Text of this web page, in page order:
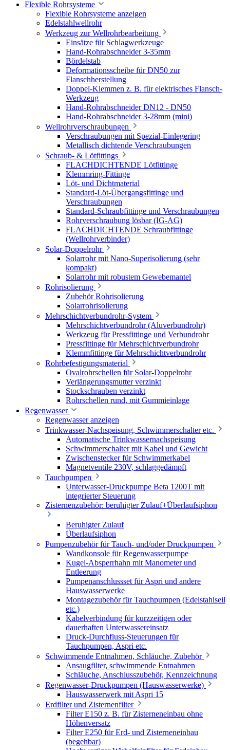
Flexible Rohrsysteme
Flexible Rohrsysteme anzeigen
Edelstahlwellrohr
Werkzeug zur Wellrohrbearbeitung
Einsätze für Schlagwerkzeuge
Hand-Rohrabschneider 3-35mm
Bördelstab
Deformationsscheibe für DN50 zur
Flanschherstellung
Doppel-Klemmen z. B. für elektrisches Flansch-
Werkzeug
Hand-Rohrabschneider DN12 - DN50
Hand-Rohrabschneider 3-28mm (mini)
Wellrohrverschraubungen
Verschraubungen mit Spezial-Einlegering
Metallisch dichtende Verschraubungen
Schraub- & Lötfittings
FLACHDICHTENDE Lötfittinge
Klemmring-Fittinge
Löt- und Dichtmaterial
Standard-Löt-Übergangsfittinge und
Verschraubungen
Standard-Schraubfittinge und Verschraubungen
Rohrverschraubung lösbar (IG-AG)
FLACHDICHTENDE Schraubfittinge
(Wellrohrverbinder)
Solar-Doppelrohr
Solarrohr mit Nano-Superisolierung (sehr
kompakt)
Solarrohr mit robustem Gewebemantel
Rohrisolierung
Zubehör Rohrisolierung
Solarrohrisolierung
Mehrschichtverbundrohr-System
Mehrschichtverbundrohr (Aluverbundrohr)
Werkzeug für Pressfittinge und Verbundrohr
Pressfittinge für Mehrschichtverbundrohr
Klemmfittinge für Mehrschichtverbundrohr
Rohrbefestigungsmaterial
Ovalrohrschellen für Solar-Doppelrohr
Verlängerungsmutter verzinkt
Stockschrauben verzinkt
Rohrschellen rund, mit Gummieinlage
Regenwasser
Regenwasser anzeigen
Trinkwasser-Nachspeisung, Schwimmerschalter etc.
Automatische Trinkwassernachspeisung
Schwimmerschalter mit Kabel und Gewicht
Zwischenstecker für Schwimmerkabel
Magnetventile 230V, schlaggedämpft
Tauchpumpen
Unterwasser-Druckpumpe Beta 1200T mit
integrierter Steuerung
Zisternenzubehör: beruhigter Zulauf+Überlaufsiphon
Beruhigter Zulauf
Überlaufsiphon
Pumpenzubehör für Tauch- und/oder Druckpumpen
Wandkonsole für Regenwasserpumpe
Kugel-Absperrhahn mit Manometer und
Entleerung
Pumpenanschlussset für Aspri und andere
Hauswasserwerke
Montagezubehör für Tauchpumpen (Edelstahlseil
etc.)
Kabelverbindung für kurzzeitigen oder
dauerhaften Unterwassereinsatz
Druck-Durchfluss-Steuerungen für
Tauchpumpen, Aspri etc.
Schwimmende Entnahmen, Schläuche, Zubehör
Ansaugfilter, schwimmende Entnahmen
Schläuche, Anschlusszubehör, Kennzeichnung
Regenwasser-Druckpumpen (Hauswasserwerke)
Hauswasserwerk mit Aspri 15
Erdfilter und Zisternenfilter
Filter E150 z. B. für Zisterneneinbau ohne
Höhenversatz
Filter E250 für Erd- und Zisterneneinbau
(begehbar)